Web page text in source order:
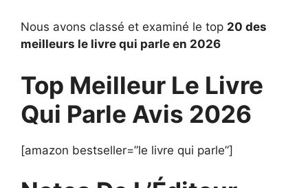
Nous avons classé et examiné le top 20 des
meilleurs le livre qui parle en 2026
Top Meilleur Le Livre
Qui Parle Avis 2026
[amazon bestseller=”le livre qui parle”]